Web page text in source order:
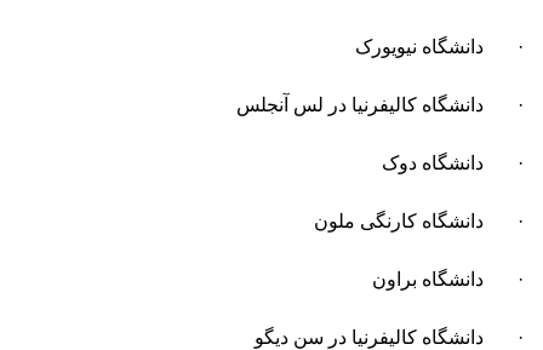
· دانشگاه نیویورک
· دانشگاه کالیفرنیا در لس آنجلس
· دانشگاه دوک
· دانشگاه کارنگی ملون
· دانشگاه براون
· دانشگاه کالیفرنیا در سن دیگو